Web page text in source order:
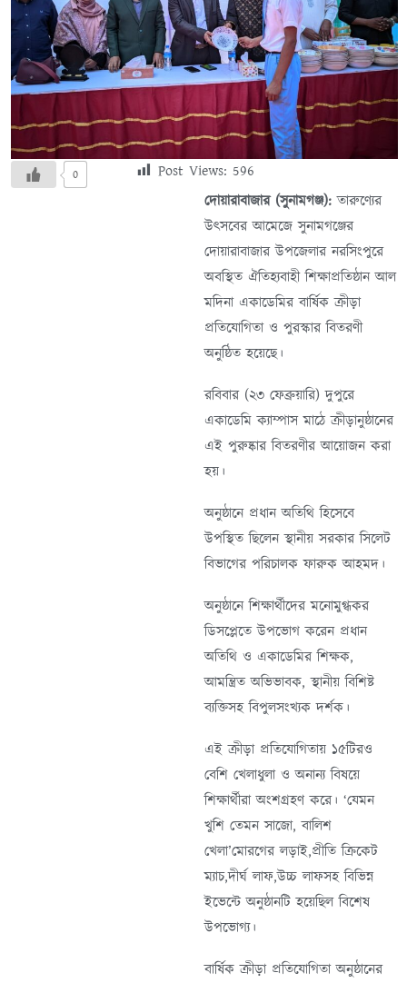
0 Post Views: 596
দোয়ারাবাজার (সুনামগঞ্জ): তারুণ্যের
উৎসবের আমেজে সুনামগঞ্জের
দোয়ারাবাজার উপজেলার নরসিংপুরে
অবস্থিত ঐতিহ্যবাহী শিক্ষাপ্রতিষ্ঠান আল
মদিনা একাডেমির বার্ষিক ক্রীড়া
প্রতিযোগিতা ও পুরস্কার বিতরণী
অনুষ্ঠিত হয়েছে।
রবিবার (২৩ ফেব্রুয়ারি) দুপুরে
একাডেমি ক্যাম্পাস মাঠে ক্রীড়ানুষ্ঠানের
এই পুরুষ্কার বিতরণীর আয়োজন করা
হয়।
অনুষ্ঠানে প্রধান অতিথি হিসেবে
উপস্থিত ছিলেন স্থানীয় সরকার সিলেট
বিভাগের পরিচালক ফারুক আহমদ।
অনুষ্ঠানে শিক্ষার্থীদের মনোমুগ্ধকর
ডিসপ্লেতে উপভোগ করেন প্রধান
অতিথি ও একাডেমির শিক্ষক,
আমন্ত্রিত অভিভাবক, স্থানীয় বিশিষ্ট
ব্যক্তিসহ বিপুলসংখ্যক দর্শক।
এই ক্রীড়া প্রতিযোগিতায় ১৫টিরও
বেশি খেলাধুলা ও অনান্য বিষয়ে
শিক্ষার্থীরা অংশগ্রহণ করে। ‘যেমন
খুশি তেমন সাজো, বালিশ
খেলা’মোরগের লড়াই,প্রীতি ক্রিকেট
ম্যাচ,দীর্ঘ লাফ,উচ্চ লাফসহ বিভিন্ন
ইভেন্টে অনুষ্ঠানটি হয়েছিল বিশেষ
উপভোগ্য।
বার্ষিক ক্রীড়া প্রতিযোগিতা অনুষ্ঠানের